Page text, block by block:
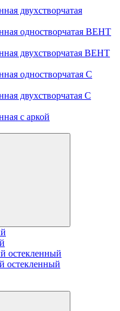
двухстворчатая
одностворчатая ВЕНТ
двухстворчатая ВЕНТ
одностворчатая С
двухстворчатая С
с аркой
остекленный
остекленный